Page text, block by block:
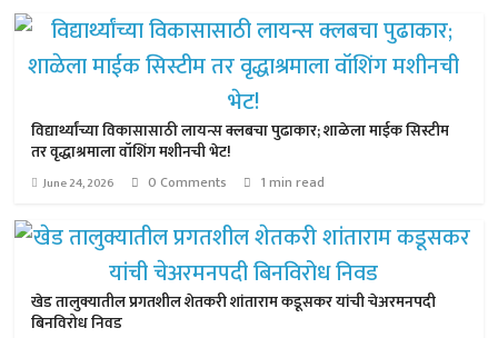
विद्यार्थ्यांच्या विकासासाठी लायन्स क्लबचा पुढाकार; शाळेला माईक सिस्टीम
तर वृद्धाश्रमाला वॉशिंग मशीनची भेट!
June 24, 2026 0 Comments 1 min read
खेड तालुक्यातील प्रगतशील शेतकरी शांताराम कडूसकर यांची चेअरमनपदी
बिनविरोध निवड